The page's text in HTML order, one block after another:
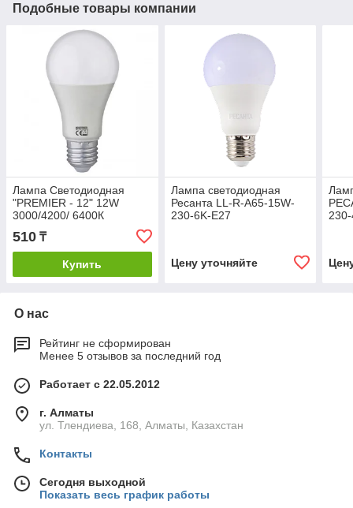
Подобные товары компании
Лампа Светодиодная
"PREMIER - 12" 12W
3000/4200/ 6400К
510 ₸
Купить
Лампа светодиодная
Ресанта LL-R-A65-15W-
230-6K-E27
Цену уточняйте
О нас
Рейтинг не сформирован
Менее 5 отзывов за последний год
Работает с 22.05.2012
г. Алматы
ул. Тлендиева, 168, Алматы, Казахстан
Контакты
Сегодня выходной
Показать весь график работы